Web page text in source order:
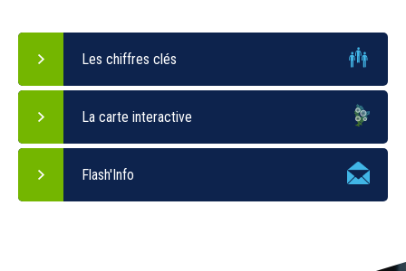
Les chiffres clés
La carte interactive
Flash'Info